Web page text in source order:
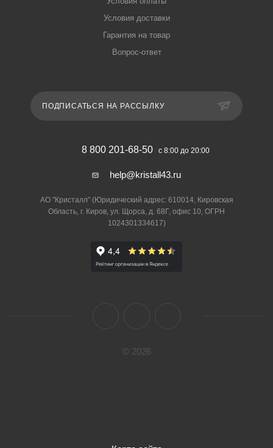
Условия доставки
Гарантия на товар
Вопрос-ответ
ПОДПИСАТЬСЯ НА РАССЫЛКУ
8 800 201-68-50 с 8:00 до 20:00
help@kristall43.ru
АО "Кристалл" (Юридический адрес: 610014, Кировская
Область, г. Киров, ул. Щорса, д. 68Г, офис 10, ОГРН
1024301334617)
© 2026